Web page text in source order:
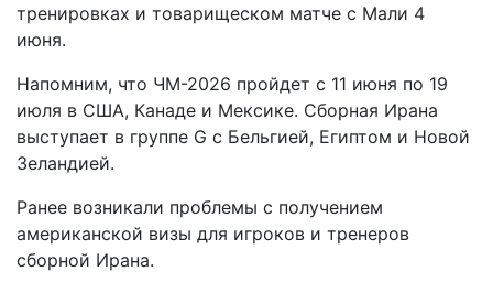
тренировках и товарищеском матче с Мали 4
июня.
Напомним, что ЧМ-2026 пройдет с 11 июня по 19
июля в США, Канаде и Мексике. Сборная Ирана
выступает в группе G с Бельгией, Египтом и Новой
Зеландией.
Ранее возникали проблемы с получением
американской визы для игроков и тренеров
сборной Ирана.